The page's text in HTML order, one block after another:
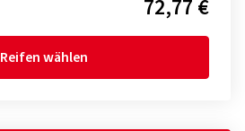
72,77 €
Reifen wählen